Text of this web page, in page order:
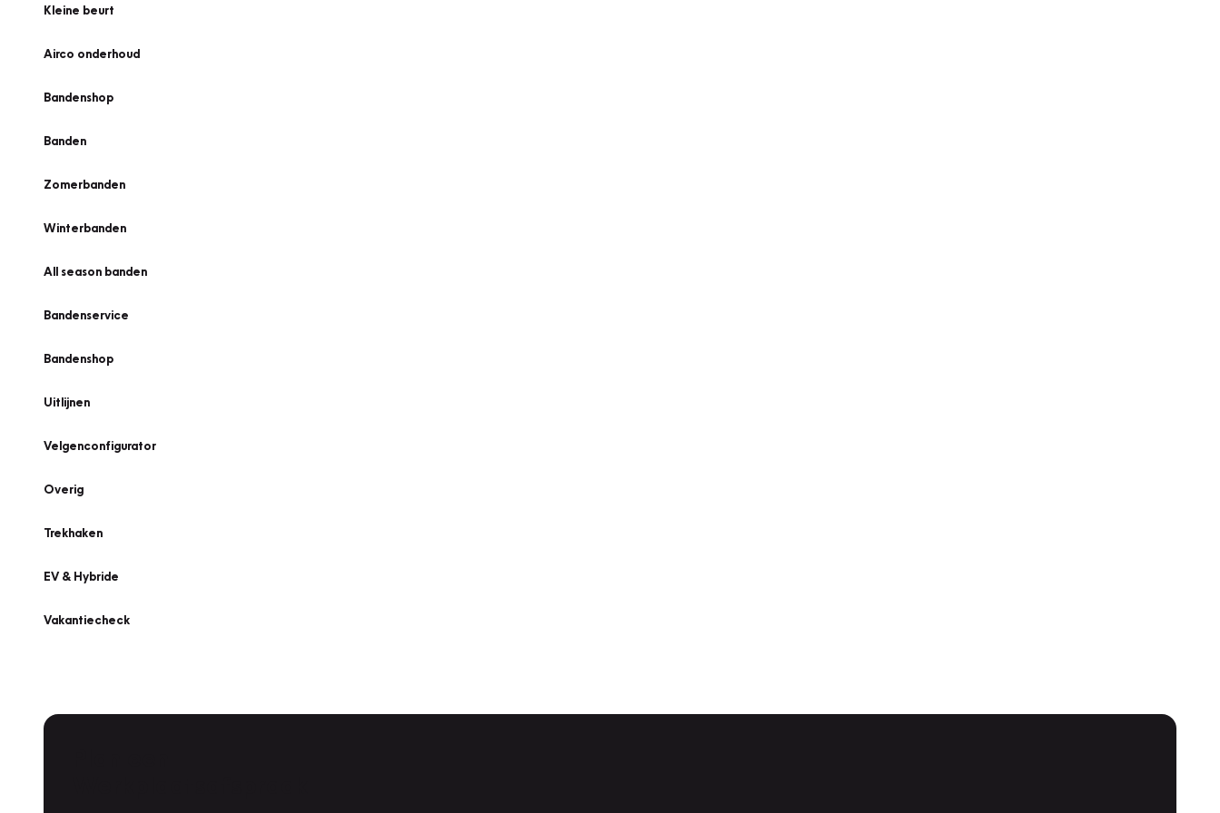
Kleine beurt
Airco onderhoud
Bandenshop
Banden
Zomerbanden
Winterbanden
All season banden
Bandenservice
Bandenshop
Uitlijnen
Velgenconfigurator
Overig
Trekhaken
EV & Hybride
Vakantiecheck